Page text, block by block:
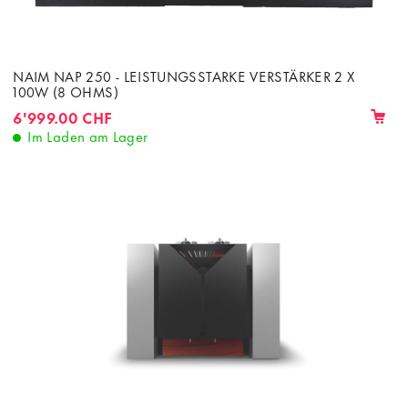
NAIM NAP 250 - LEISTUNGSSTARKE VERSTÄRKER 2 X
100W (8 OHMS)
6'999.00 CHF
Im Laden am Lager